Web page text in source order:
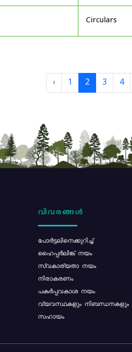
Circulars
‹ 1 2 3 4
വിവരങ്ങൾ
പോര്‍ട്ടലിനെക്കുറിച്ച്
ഹൈപ്പർലിങ്ക് നയം
സ്വകാര്യതാ നയം
നിരാകരണം
പകർപ്പവകാശ നയം
വ്യവസ്ഥകളും നിബന്ധനകളും
സഹായം